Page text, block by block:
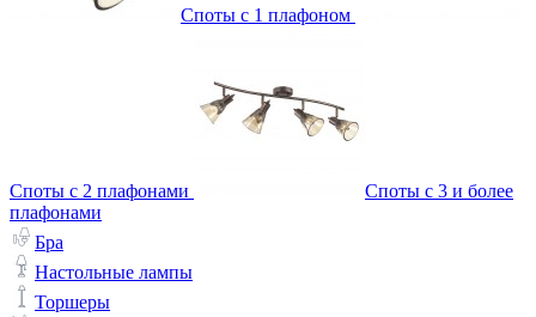
Споты с 1 плафоном
Споты с 2 плафонами
Споты с 3 и более
плафонами
Бра
Настольные лампы
Торшеры